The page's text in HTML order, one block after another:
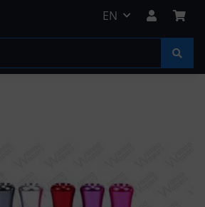
EN